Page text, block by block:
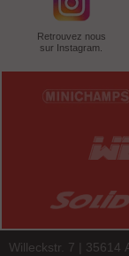
Retrouvez nous
sur Instagram.
Willeckstr. 7 | 35614